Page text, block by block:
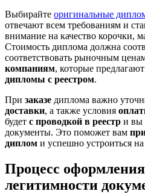
Выбирайте оригинальные
отвечают всем требованиям и
внимание на качество корочки,
Стоимость диплома должна
соответствовать рыночным
компаниям, которые предлагают
дипломы с реестром.
При заказе дипломa важно
доставки, а также условия
будет с проводкой в реестр и вы
документы. Это поможет вам
диплом и успешно устроиться на
Процесс
легитимности